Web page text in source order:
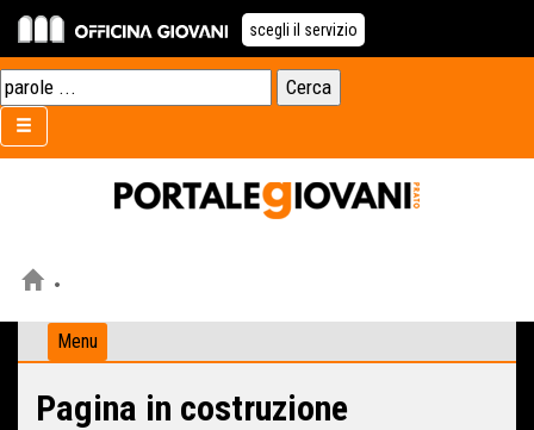
scegli il servizio
Menu
Pagina in costruzione